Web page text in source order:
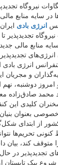
در سایه منابع
انرژی بادی
منابع مالی
انرژی بادی
و مجریان
دوشنبه، نهم
محمد صادق‌زاده
کلیدی این
بعنوان
کشور از ابتدای
کنونی تحریم‌ها
متوقف کند، بیان
تجدیدپذیر در
شروع پیک تابستان